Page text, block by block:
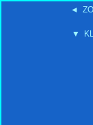
◄
▼
'15:19 19-2-2008